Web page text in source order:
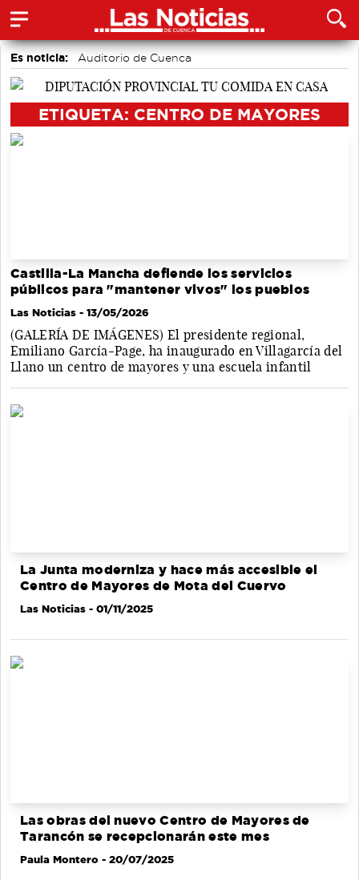
Es noticia:
Auditorio de Cuenca
Actividades culturales en Cuenca
ETIQUETA: CENTRO DE MAYORES
Castilla-La Mancha defiende los servicios
públicos para "mantener vivos" los pueblos
Las Noticias - 13/05/2026
(GALERÍA DE IMÁGENES) El presidente regional,
Emiliano García-Page, ha inaugurado en Villagarcía del
Llano un centro de mayores y una escuela infantil
La Junta moderniza y hace más accesible el
Centro de Mayores de Mota del Cuervo
Las Noticias - 01/11/2025
Las obras del nuevo Centro de Mayores de
Tarancón se recepcionarán este mes
Paula Montero - 20/07/2025